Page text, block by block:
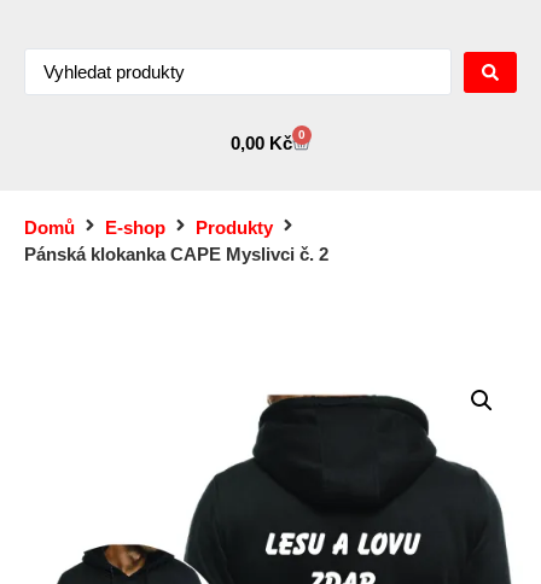
0,00 Kč 0
Domů E-shop
Produkty
Pánská klokanka CAPE Myslivci č. 2